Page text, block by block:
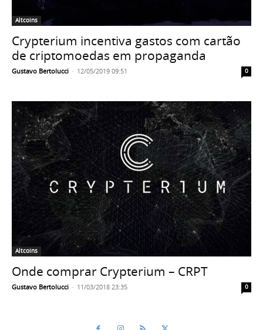
Altcoins
Crypterium incentiva gastos com cartão
de criptomoedas em propaganda
Gustavo Bertolucci - 12/05/2019 09:51 0
Altcoins
Onde comprar Crypterium – CRPT
Gustavo Bertolucci - 11/03/2018 23:35 0